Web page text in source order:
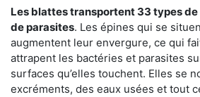
Les blattes transportent 33 types
de parasites. Les épines qui se
augmentent leur envergure, ce qui
attrapent les bactéries et parasites
surfaces qu’elles touchent. Elles se
excréments, des eaux usées et tout